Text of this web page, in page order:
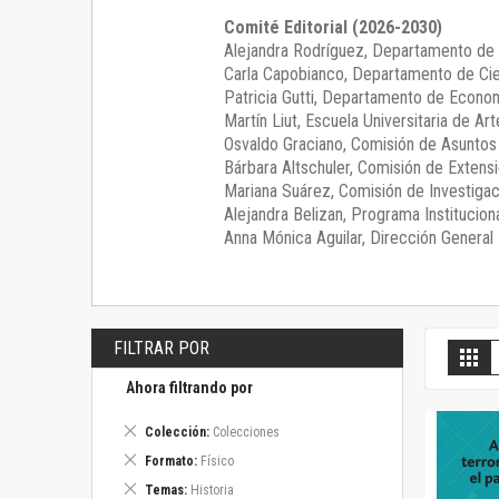
Comité Editorial (2026-2030)
Alejandra Rodríguez, Departamento de
Carla Capobianco, Departamento de
Patricia Gutti, Departamento de
Martín Liut, Escuela Universitaria de
Osvaldo Graciano, Comisión de
Bárbara Altschuler, Comisión de
Mariana Suárez, Comisión de
Alejandra Belizan, Programa
Anna Mónica Aguilar, Dirección General
FILTRAR POR
Ahora filtrando por
Colección Colecciones
Eliminar
artículo
Formato Físico
Eliminar
artículo
Temas Historia
Eliminar